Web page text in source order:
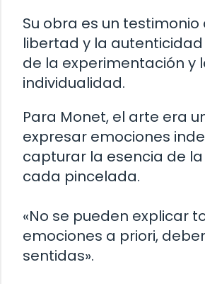
Su obra es un testimonio
libertad y la
de la experimentación y
individualidad.
Para Monet, el arte era
expresar emociones
capturar la esencia de
cada pincelada.
«No se pueden explicar
emociones a priori,
sentidas».